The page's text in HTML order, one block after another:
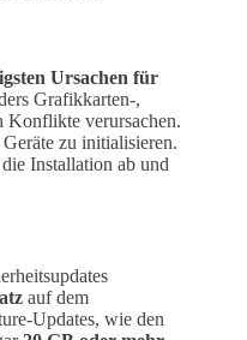
Ursachen für
Grafikkarten-,
Konflikte verursachen.
zu initialisieren.
Installation ab und
auf dem
Updates, wie den